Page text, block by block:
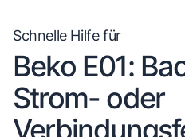
Schnelle Hilfe für
Beko E01:
Strom- oder